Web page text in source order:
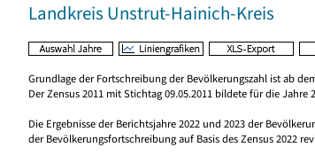
Landkreis Unstrut-Hainich-Kreis
Grundlage der Fortschreibung der Bevölkerungszahl ist ab
Der Zensus 2011 mit Stichtag 09.05.2011 bildete für die Jahre
Die Ergebnisse der Berichtsjahre 2022 und 2023 der
der Bevölkerungsfortschreibung auf Basis des Zensus 2022